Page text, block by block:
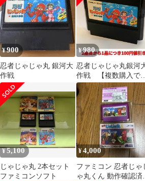
¥900
忍者じゃじゃ丸 銀河大
作戦
¥980
忍者じゃじゃ丸銀河
作戦 【複数購入で
引き希望の方は購入
に質問でコメントくだ
さい】【ファミコン
【箱説なし】
¥5,100
じゃじゃ丸 2本セット
ファミコンソフト
¥4,000
ファミコン 忍者じゃ
ゃ丸くん 動作確認済